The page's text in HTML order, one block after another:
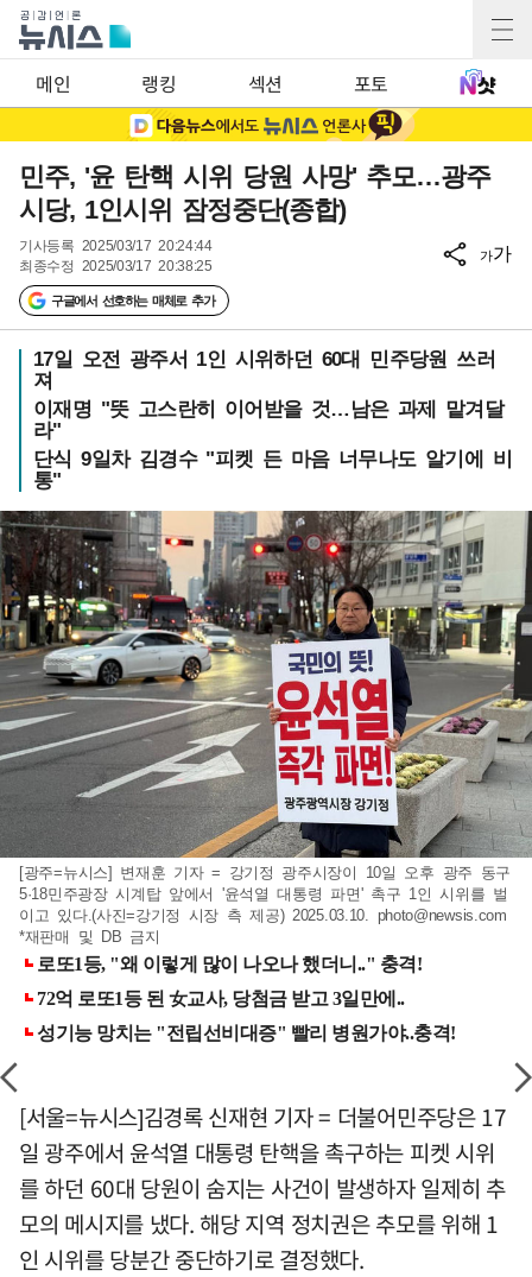
메인 랭킹 섹션 포토
민주, '윤 탄핵 시위 당원 사망' 추모…광주
시당, 1인시위 잠정중단(종합)
기사등록 2025/03/17 20:24:44
최종수정 2025/03/17 20:38:25
구글에서 선호하는 매체로 추가
가가
17일 오전 광주서 1인 시위하던 60대 민주당원 쓰러
져
이재명 "뜻 고스란히 이어받을 것…남은 과제 맡겨달
라"
단식 9일차 김경수 "피켓 든 마음 너무나도 알기에 비
통"
[광주=뉴시스] 변재훈 기자 = 강기정 광주시장이 10일 오후 광주 동구
5·18민주광장 시계탑 앞에서 '윤석열 대통령 파면' 촉구 1인 시위를 벌
이고 있다.(사진=강기정 시장 측 제공) 2025.03.10. photo@newsis.com
*재판매 및 DB 금지
[서울=뉴시스]김경록 신재현 기자 = 더불어민주당은 17
일 광주에서 윤석열 대통령 탄핵을 촉구하는 피켓 시위
를 하던 60대 당원이 숨지는 사건이 발생하자 일제히 추
모의 메시지를 냈다. 해당 지역 정치권은 추모를 위해 1
인 시위를 당분간 중단하기로 결정했다.